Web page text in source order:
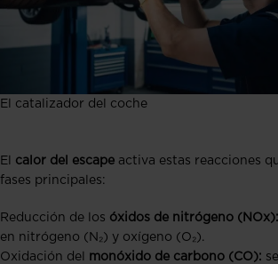
El catalizador del coche
El calor del escape activa estas reacciones
fases principales:
Reducción de los óxidos de nitrógeno (NOx):
en nitrógeno (N₂) y oxígeno (O₂).
Oxidación del monóxido de carbono (CO):